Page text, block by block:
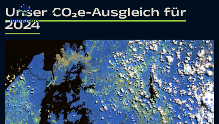
Unser CO₂e-Ausgleich für
2024